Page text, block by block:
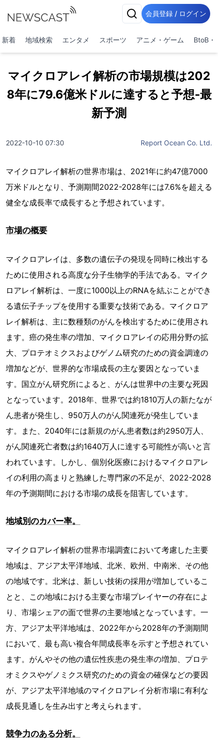
会員登録 / ログイン
新着 地域検索 エンタメ スポーツ アニメ・ゲーム BtoB・
マイクロアレイ解析の市場規模は202
8年に79.6億米ドルに達すると予想-最
新予測
2022-10-10 07:30 Report Ocean Co. Ltd.
マイクロアレイ解析の世界市場は、2021年に約47億7000
万米ドルとなり、予測期間2022-2028年には7.6%を超える
健全な成長率で成長すると予想されています。
市場の概要
マイクロアレイは、多数の遺伝子の発現を同時に検出する
ために使用される高度な分子生物学的手法である。マイク
ロアレイ解析は、一度に1000以上のRNAを結ぶことができ
る遺伝子チップを使用する重要な技術である。マイクロア
レイ解析は、主に数種類のがんを検出するために使用され
ます。癌の発生率の増加、マイクロアレイの応用分野の拡
大、プロテオミクスおよびゲノム研究のための資金調達の
増加などが、世界的な市場成長の主な要因となっていま
す。国立がん研究所によると、がんは世界中の主要な死因
となっています。2018年、世界では約1810万人の新たなが
ん患者が発生し、950万人のがん関連死が発生していま
す。また、2040年には新規のがん患者数は約2950万人、
がん関連死亡者数は約1640万人に達する可能性が高いと言
われています。しかし、個別化医療におけるマイクロアレ
イの利用の高まりと熟練した専門家の不足が、2022-2028
年の予測期間における市場の成長を阻害しています。
地域別のカバー率。
マイクロアレイ解析の世界市場調査において考慮した主要
地域は、アジア太平洋地域、北米、欧州、中南米、その他
の地域です。北米は、新しい技術の採用が増加しているこ
とと、この地域における主要な市場プレイヤーの存在によ
り、市場シェアの面で世界の主要地域となっています。一
方、アジア太平洋地域は、2022年から2028年の予測期間
において、最も高い複合年間成長率を示すと予想されてい
ます。がんやその他の遺伝性疾患の発生率の増加、プロテ
オミクスやゲノミクス研究のための資金の確保などの要因
が、アジア太平洋地域のマイクロアレイ分析市場に有利な
成長見通しを生み出すと考えられます。
競争力のある分析。